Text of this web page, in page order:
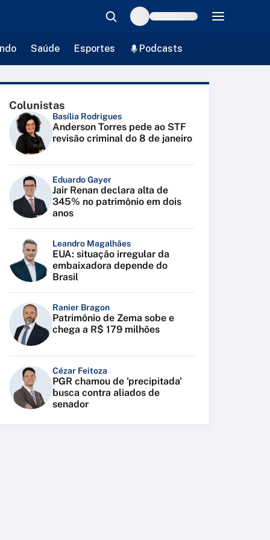
Saúde Esportes Podcasts
Colunistas
Basília Rodrigues
Anderson Torres pede ao STF
revisão criminal do 8 de janeiro
Eduardo Gayer
Jair Renan declara alta de
345% no patrimônio em dois
anos
Leandro Magalhães
EUA: situação irregular da
embaixadora depende do
Brasil
Ranier Bragon
Patrimônio de Zema sobe e
chega a R$ 179 milhões
Cézar Feitoza
PGR chamou de 'precipitada'
busca contra aliados de
senador